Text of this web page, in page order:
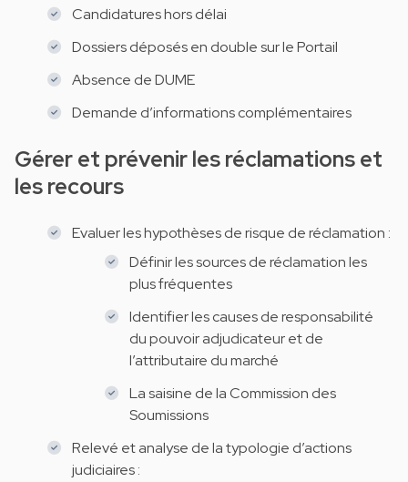
Candidatures hors délai
Dossiers déposés en double sur le Portail
Absence de DUME
Demande d’informations complémentaires
Gérer et prévenir les réclamations et
les recours
Evaluer les hypothèses de risque de réclamation :
Définir les sources de réclamation les
plus fréquentes
Identifier les causes de responsabilité
du pouvoir adjudicateur et de
l’attributaire du marché
La saisine de la Commission des
Soumissions
Relevé et analyse de la typologie d’actions
judiciaires :